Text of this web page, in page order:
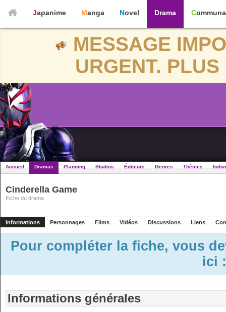
Japanime Manga Novel Drama
MESSAGE
URGENT.
Accueil Dramas Planning Studios Éditeurs Genres Thèmes
Cinderella Game
Fiche du drama
Informations Personnages Films Vidéos Discussions Liens
Pour compléter la fiche, vous
ici
Informations générales